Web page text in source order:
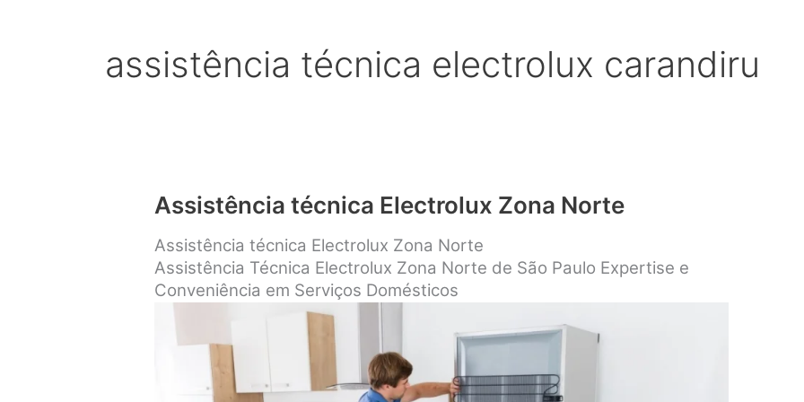
assistência técnica electrolux carandiru
Assistência técnica Electrolux Zona Norte
Assistência técnica Electrolux Zona Norte
Assistência Técnica Electrolux Zona Norte de São Paulo Expertise e
Conveniência em Serviços Domésticos